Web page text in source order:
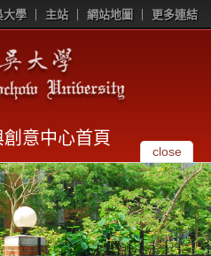
大學 主站 網站地圖 更多連結
意中心首頁
close